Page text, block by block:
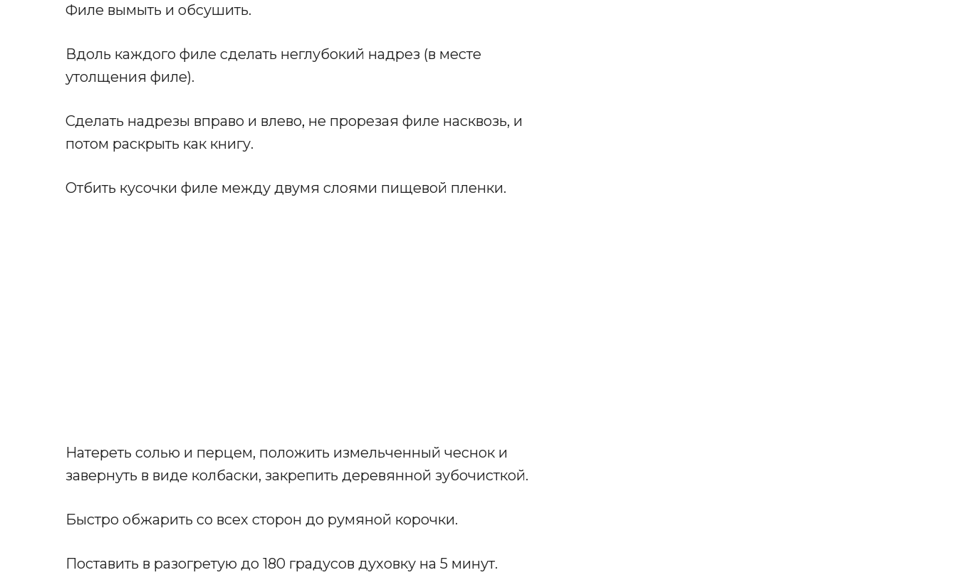
Филе вымыть и обсушить.
Вдоль каждого филе сделать неглубокий надрез (в месте
утолщения филе).
Сделать надрезы вправо и влево, не прорезая филе насквозь, и
потом раскрыть как книгу.
Отбить кусочки филе между двумя слоями пищевой пленки.
Натереть солью и перцем, положить измельченный чеснок и
завернуть в виде колбаски, закрепить деревянной зубочисткой.
Быстро обжарить со всех сторон до румяной корочки.
Поставить в разогретую до 180 градусов духовку на 5 минут.